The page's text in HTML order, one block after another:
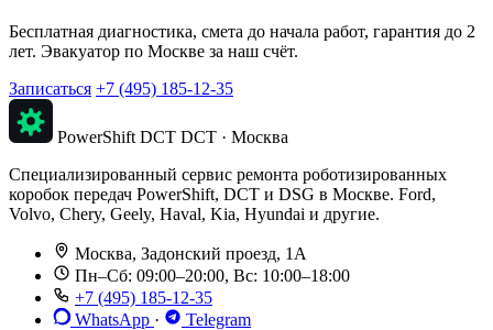
Бесплатная диагностика, смета до начала работ, гарантия до 2
лет. Эвакуатор по Москве за наш счёт.
Записаться +7 (495) 185-12-35
PowerShift DCT DCT · Москва
Специализированный сервис ремонта роботизированных
коробок передач PowerShift, DCT и DSG в Москве. Ford,
Volvo, Chery, Geely, Haval, Kia, Hyundai и другие.
Москва, Задонский проезд, 1А
Пн–Сб: 09:00–20:00, Вс: 10:00–18:00
+7 (495) 185-12-35
WhatsApp ·
Telegram